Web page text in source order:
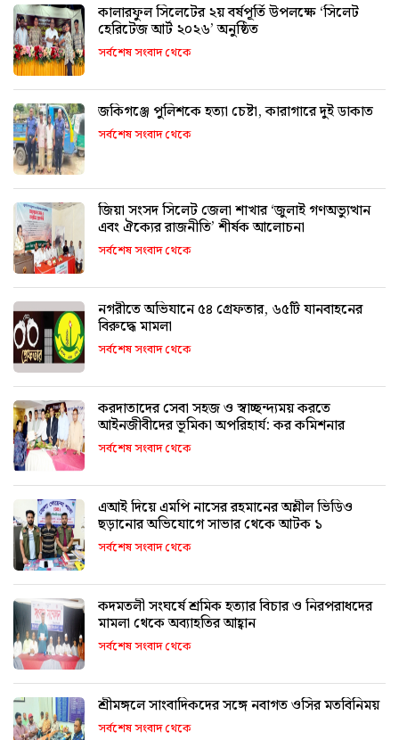
কালারফুল সিলেটের ২য় বর্ষপূর্তি উপলক্ষে ‘সিলেট
হেরিটেজ আর্ট ২০২৬’ অনুষ্ঠিত
সর্বশেষ সংবাদ থেকে
জকিগঞ্জে পুলিশকে হত্যা চেষ্টা, কারাগারে দুই ডাকাত
সর্বশেষ সংবাদ থেকে
জিয়া সংসদ সিলেট জেলা শাখার ‘জুলাই গণঅভ্যুত্থান
এবং ঐক্যের রাজনীতি’ শীর্ষক আলোচনা
সর্বশেষ সংবাদ থেকে
নগরীতে অভিযানে ৫৪ গ্রেফতার, ৬৫টি যানবাহনের
বিরুদ্ধে মামলা
সর্বশেষ সংবাদ থেকে
করদাতাদের সেবা সহজ ও স্বাচ্ছন্দ্যময় করতে
আইনজীবীদের ভূমিকা অপরিহার্য: কর কমিশনার
সর্বশেষ সংবাদ থেকে
এআই দিয়ে এমপি নাসের রহমানের অশ্লীল ভিডিও
ছড়ানোর অভিযোগে সাভার থেকে আটক ১
সর্বশেষ সংবাদ থেকে
কদমতলী সংঘর্ষে শ্রমিক হত্যার বিচার ও নিরপরাধদের
মামলা থেকে অব্যাহতির আহ্বান
সর্বশেষ সংবাদ থেকে
শ্রীমঙ্গলে সাংবাদিকদের সঙ্গে নবাগত ওসির মতবিনিময়
সর্বশেষ সংবাদ থেকে